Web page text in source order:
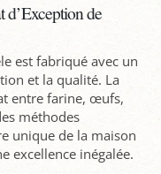
de
est fabriqué avec un
et la qualité. La
entre farine, œufs,
méthodes
unique de la maison
excellence inégalée.